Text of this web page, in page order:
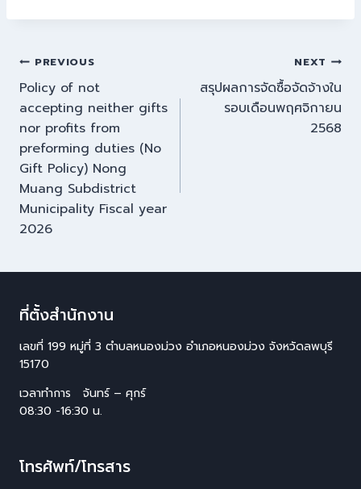
PREVIOUS
Policy of not
accepting neither gifts
nor profits from
preforming duties (No
Gift Policy) Nong
Muang Subdistrict
Municipality Fiscal year
2026
NEXT
สรุปผลการจัดซื้อจัดจ้างใน
รอบเดือนพฤศจิกายน
2568
ที่ตั้งสำนักงาน
เลขที่ 199 หมู่ที่ 3 ตำบลหนองม่วง อำเภอหนองม่วง จังหวัดลพบุรี
15170
เวลาทำการ จันทร์ – ศุกร์
08:30 -16:30 น.
โทรศัพท์/โทรสาร